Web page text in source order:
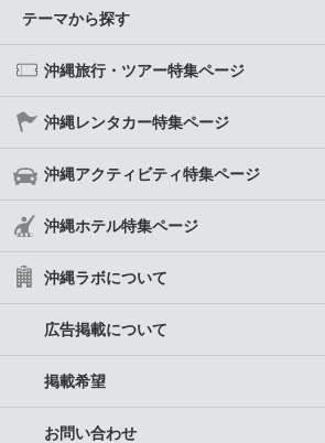
テーマから探す
沖縄旅行・ツアー特集ページ
沖縄レンタカー特集ページ
沖縄アクティビティ特集ページ
沖縄ホテル特集ページ
沖縄ラボについて
広告掲載について
掲載希望
お問い合わせ